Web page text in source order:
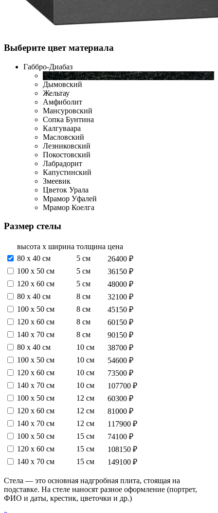
Выберите цвет материала
Габбро-Диабаз
Габбро-Диабаз
Дымовский
Жельтау
Амфиболит
Мансуровский
Сопка Бунтина
Калгуваара
Масловский
Лезниковский
Покостовский
Лабрадорит
Капустинский
Змеевик
Цветок Урала
Мрамор Уфалей
Мрамор Коелга
Размер стелы
высота х ширина толщина цена
80 х 40 см
5 см
26400 ₽
100 х 50 см
5 см
36150 ₽
120 х 60 см
5 см
48000 ₽
80 х 40 см
8 см
32100 ₽
100 х 50 см
8 см
45150 ₽
120 х 60 см
8 см
60150 ₽
140 х 70 см
8 см
90150 ₽
80 х 40 см
10 см
38700 ₽
100 х 50 см
10 см
54600 ₽
120 х 60 см
10 см
73500 ₽
140 х 70 см
10 см
107700 ₽
100 х 50 см
12 см
60300 ₽
120 х 60 см
12 см
81000 ₽
140 х 70 см
12 см
117900 ₽
100 х 50 см
15 см
74100 ₽
120 х 60 см
15 см
108150 ₽
140 х 70 см
15 см 149100 ₽
Стела — это основная надгробная плита, стоящая на
подставке. На стеле наносят разное оформление (портрет,
ФИО и даты, крестик, цветочки и др.)